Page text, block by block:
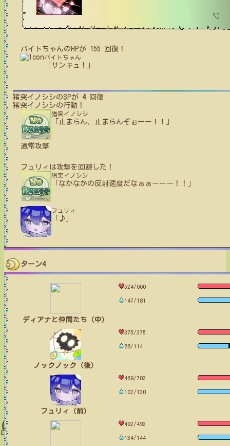
バイトちゃんの HPが 155 回復！
バイトちゃん
「サンキュ！」
猪突イノシシのSPが 4回復
猪突イノシシの行動！
猪突イノシシ
「止まらん、止まらんぞぉーー！！」
通常攻撃
フュリィ は攻撃を回避した！
猪突イノシシ
「なかなかの反射速度だなぁぁーーー！！」
フュリィ
「♪」
ターン4
ディアナと仲間たち（中）
524/660
147/181
ノックノック（後）
375/375
66/114
フュリィ（前）
469/702
102/120
492/492
134/144